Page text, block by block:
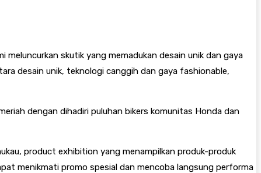
meluncurkan skutik yang memadukan desain unik dan gaya
desain unik, teknologi canggih dan gaya fashionable,
dengan dihadiri puluhan bikers komunitas Honda dan
product exhibition yang menampilkan produk-produk
menikmati promo spesial dan mencoba langsung performa